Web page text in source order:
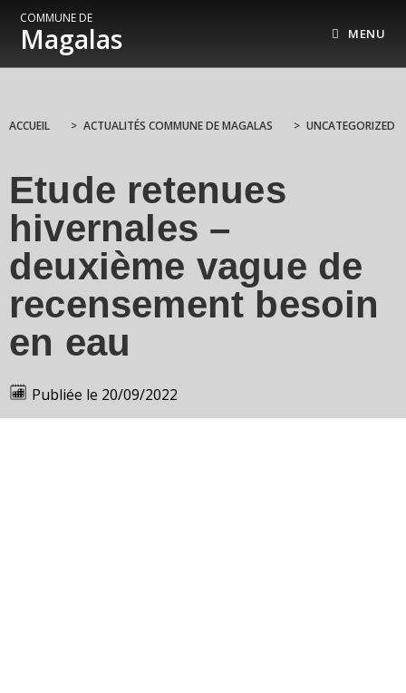
COMMUNE DE
Magalas MENU
ACCUEIL > ACTUALITÉS COMMUNE DE MAGALAS > UNCATEGORIZED
Etude retenues
hivernales –
deuxième vague de
recensement besoin
en eau
Publiée le 20/09/2022